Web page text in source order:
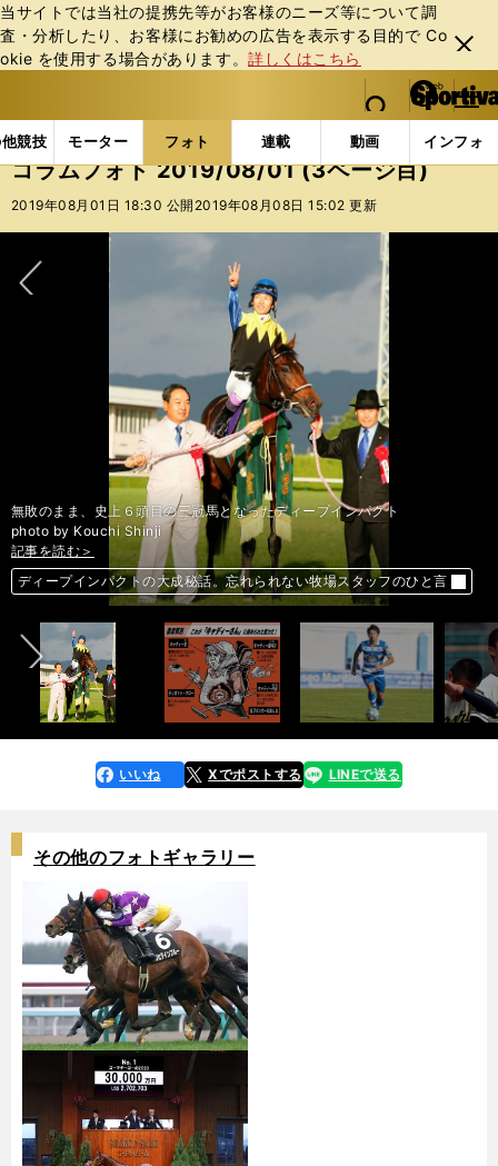
当サイトでは当社の提携先等がお客様のニーズ等について調
査・分析したり、お客様にお勧めの広告を表⽰する⽬的で Co
okie を使⽤する場合があります。詳しくはこちら
閉じ
る
web Sportiva (webスポルティーバ)
検索
マイペ
ー
ジ
メニュ
競技 モーター フォト 連載 動画 インフォ
b
ス
ポ
ル
ー
バ
フォトギャラリー コラムフォト コラムフォト
コラムフォト 2019/08/01 (3ページ目)
2019年08月01日 18:30 公開 2019年08月08日 15:02 更新
記事を読む＞
昨夏からメンタル強化も実らず。高校ＢＩＧ４・西純矢は美しく負けた
記事を読む＞
乾貴士が「我が家」エイバルに復帰。兄貴に戻れるのは高い評価の証だ
無敗のまま、史上６頭目の三冠馬となったディープインパクト
photo by Kouchi Shinji
記事を読む＞
ディープインパクトの大成秘話。忘れられない牧場スタッフのひと言
記事を読む＞
【木村和久連載】激増するセルフプレーでの「特別ルール」の設定を！
記事を読む＞
柴崎岳、岡崎慎司が戦うスペイン２部は、天国と地獄が隣り合わせ
前へ
faceboo
k
いいね Xでポストする
line LINEで送る
その他のフォトギャラリー